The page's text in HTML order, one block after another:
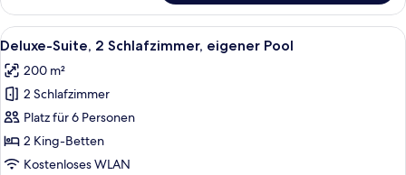
Suite,
2 Schlafzimmer
Alle
Fotos
für
Deluxe-
Suite,
2 Schlafzimmer,
eigener
Ein Schwimmbecken mit einer
15
Deluxe-Suite, 2 Schlafzimmer, eigener Pool
200 m²
2 Schlafzimmer
Platz für 6 Personen
2 King-Betten
Kostenloses WLAN